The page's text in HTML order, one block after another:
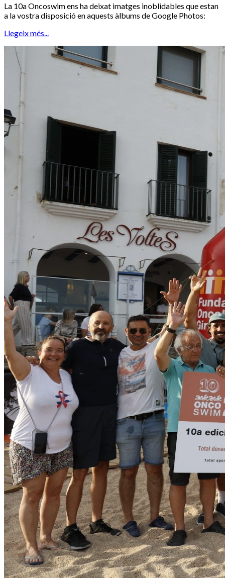
La 10a Oncoswim ens ha deixat imatges inoblidables que estan
a la vostra disposició en aquests àlbums de Google Photos:
Llegeix més...